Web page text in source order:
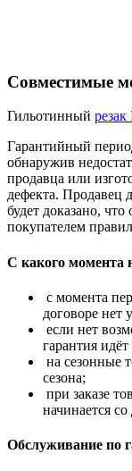
Совместимые
Гильотинный
Гарантийный
обнаружив
продавца или
дефекта. Продавец
будет доказано,
покупателем
С какого момента
с момента
договоре нет
если нет
гарантия
на сезонные
сезона;
при заказе
начинается
Обслуживание по